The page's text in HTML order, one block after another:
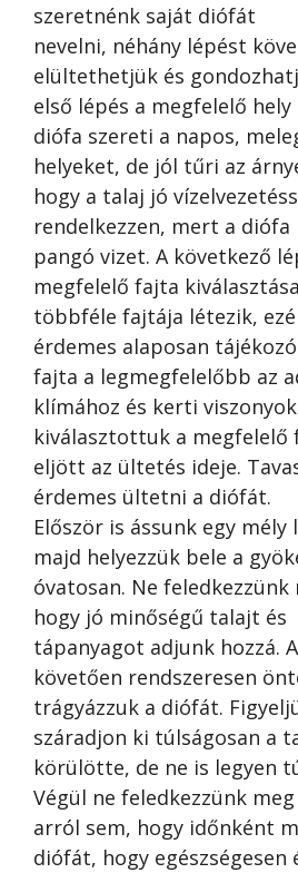
szeretnénk saját diófát
nevelni, néhány lépést
elültethetjük és
első lépés a megfelelő hely
diófa szereti a napos,
helyeket, de jól tűri az
hogy a talaj jó
rendelkezzen, mert a diófa
pangó vizet. A következő
megfelelő fajta
többféle fajtája létezik,
érdemes alaposan
fajta a legmegfelelőbb az
klímához és kerti
kiválasztottuk a megfelelő
eljött az ültetés ideje.
érdemes ültetni a diófát.
Először is ássunk egy
majd helyezzük bele a
óvatosan. Ne
hogy jó minőségű talajt és
tápanyagot adjunk hozzá.
követően rendszeresen
trágyázzuk a diófát.
száradjon ki túlságosan a
körülötte, de ne is legyen
Végül ne feledkezzünk meg
arról sem, hogy időnként
diófát, hogy egészségesen